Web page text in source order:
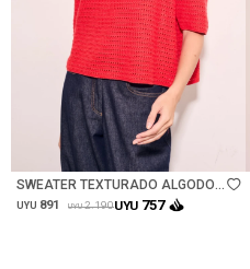
Talle
SWEATER TEXTURADO ALGODON
- ROJO
UYU 891 UYU 2.190UYU 757